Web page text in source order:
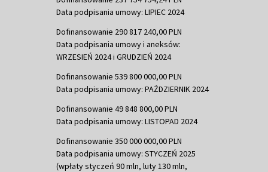
Data podpisania umowy: LIPIEC 2024
Dofinansowanie 290 817 240,00 PLN
Data podpisania umowy i aneksów:
WRZESIEŃ 2024 i GRUDZIEŃ 2024
Dofinansowanie 539 800 000,00 PLN
Data podpisania umowy: PAŹDZIERNIK 2024
Dofinansowanie 49 848 800,00 PLN
Data podpisania umowy: LISTOPAD 2024
Dofinansowanie 350 000 000,00 PLN
Data podpisania umowy: STYCZEŃ 2025
(wpłaty styczeń 90 mln, luty 130 mln,